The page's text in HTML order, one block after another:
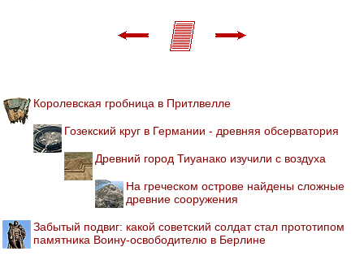
Королевская гробница в Притлвелле
Гозекский круг в Германии - древняя обсерватория
Древний город Тиуанако изучили с воздуха
На греческом острове найдены сложные
древние сооружения
Забытый подвиг: какой советский солдат стал прототипом
памятника Воину-освободителю в Берлине